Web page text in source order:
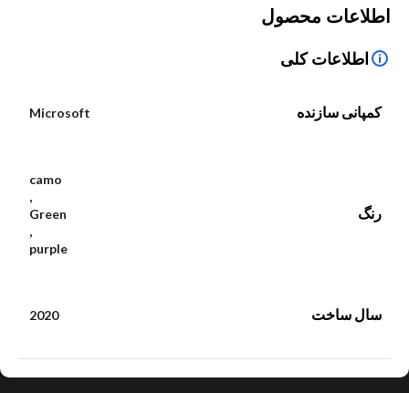
اطلاعات محصول
اطلاعات کلی
کمپانی سازنده Microsoft
رنگ
camo
,
Green
,
purple
سال ساخت 2020